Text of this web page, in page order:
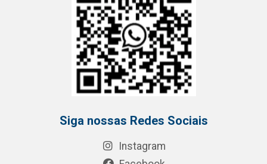
Siga nossas Redes Sociais
Instagram